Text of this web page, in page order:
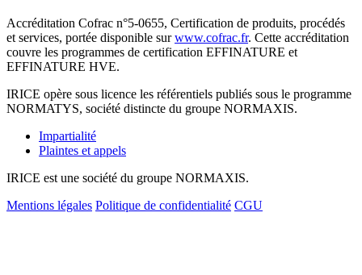
Accréditation Cofrac n°5-0655, Certification de produits, procédés
et services, portée disponible surwww.cofrac.fr. Cette accréditation
couvre les programmes de certification EFFINATURE et
EFFINATURE HVE.
IRICE opère sous licence les référentiels publiés sous le programme
NORMATYS, société distincte du groupe NORMAXIS.
Impartialité
Plaintes et appels
IRICE est une société du groupe NORMAXIS.
Mentions légales Politique de confidentialité CGU